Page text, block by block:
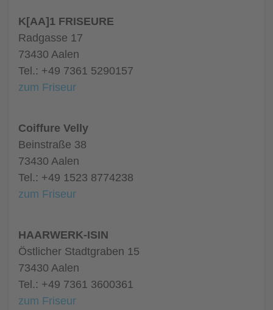
K[AA]1 FRISEURE
Radgasse 17
73430 Aalen
Tel.: +49 7361 5290157
zum Friseur
Coiffure Velly
Beinstraße 38
73430 Aalen
Tel.: +49 1523 8774238
zum Friseur
HAARWERK-ISIN
Östlicher Stadtgraben 15
73430 Aalen
Tel.: +49 7361 3600361
zum Friseur